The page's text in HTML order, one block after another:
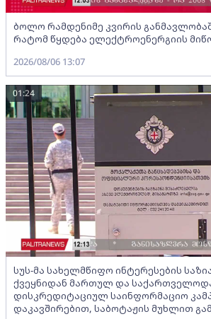
ბოლო რამდენიმე კვირის
რატომ წყდება ელექტროენერგიის
2026/08/06 13:07
სუს-მა სახელმწიფო ინტერესების
ქვეყნიდან მართულ და
დისკრედიტაციულ საინფორმაციო
დაკავშირებით, საბოტაჟის მუხლით
01:24